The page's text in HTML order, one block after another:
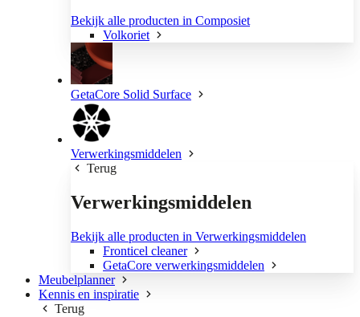
Bekijk alle producten in Composiet
Volkoriet
GetaCore Solid Surface
Verwerkingsmiddelen
Terug
Verwerkingsmiddelen
Bekijk alle producten in Verwerkingsmiddelen
Fronticel cleaner
GetaCore verwerkingsmiddelen
Meubelplanner
Kennis en inspiratie
Terug